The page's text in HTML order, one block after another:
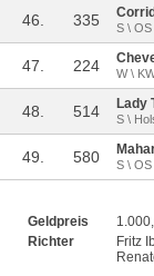
46. 335 S \
47. 224 W \
48. 514 Lady
S \
49. 580 S \
Geldpreis
Richter
Fritz